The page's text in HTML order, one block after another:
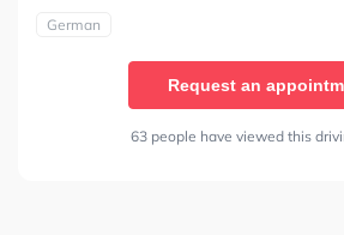
German
Request an
63 people have viewed this